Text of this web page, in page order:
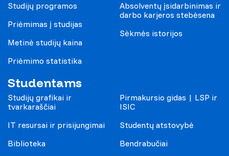
Studijų programos
Priėmimas į studijas
Metinė studijų kaina
Priėmimo statistika
Absolventų įsidarbinimas ir
darbo karjeros stebėsena
Sėkmės istorijos
Studentams
Studijų grafikai ir
tvarkaraščiai
IT resursai ir prisijungimai
Biblioteka
Pirmakursio gidas | LSP ir
ISIC
Studentų atstovybė
Bendrabučiai